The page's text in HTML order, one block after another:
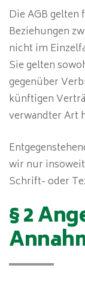
Die AGB
Beziehungen
nicht im
Sie gelten
gegenüber
künftigen
verwandter Art
wir nur
Schrift- oder
§ 2